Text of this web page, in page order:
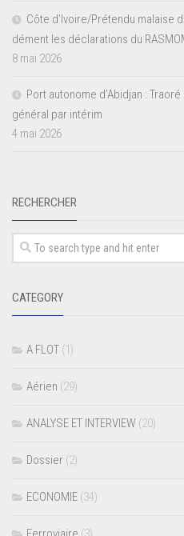
Côte d’Ivoire/Prétendu malaise
dément les déclarations du
8 mai 2026
Port autonome d’Abidjan :
général par intérim
4 mai 2026
RECHERCHER
CATEGORY
A FLOT (1)
Aérien (29)
ANALYSE ET INTERVIEW (20)
Dossier (2)
ECONOMIE (34)